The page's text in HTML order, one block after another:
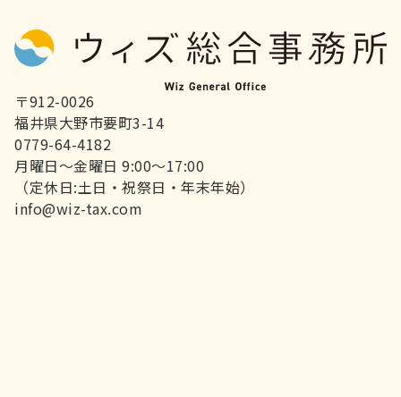
〒912-0026
福井県大野市要町3-14
0779-64-4182
月曜日～金曜日 9:00～17:00
（定休日:土日・祝祭日・年末年始）
info@wiz-tax.com